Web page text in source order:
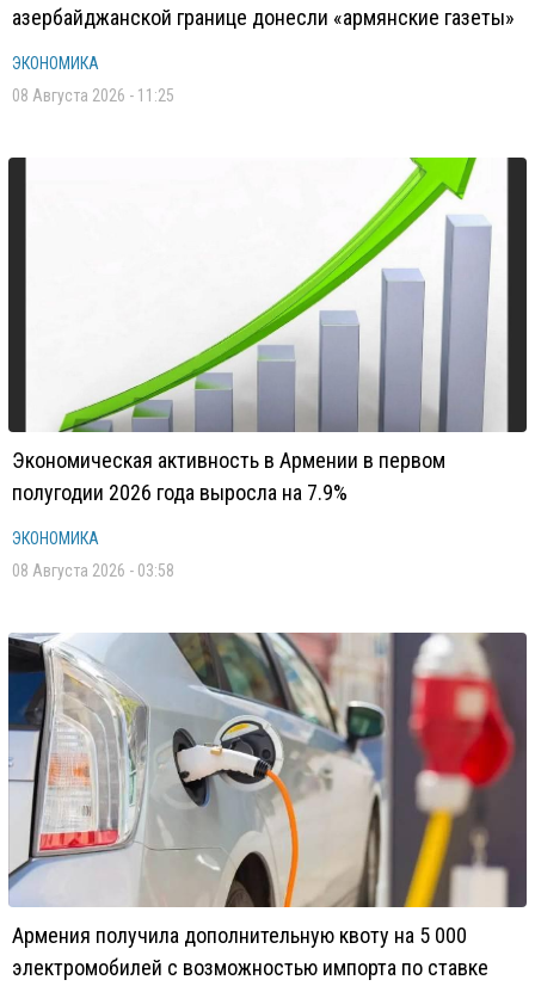
азербайджанской границе донесли «армянские газеты»
ЭКОНОМИКА
08 Августа 2026 - 11:25
Экономическая активность в Армении в первом
полугодии 2026 года выросла на 7.9%
ЭКОНОМИКА
08 Августа 2026 - 03:58
Армения получила дополнительную квоту на 5 000
электромобилей с возможностью импорта по ставке